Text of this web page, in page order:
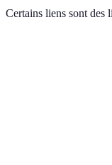
Certains liens sont des